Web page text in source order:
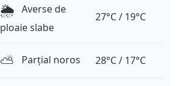
🌦️ Averse de
ploaie slabe
27°C / 19°C
⛅️ Parțial noros 28°C / 17°C